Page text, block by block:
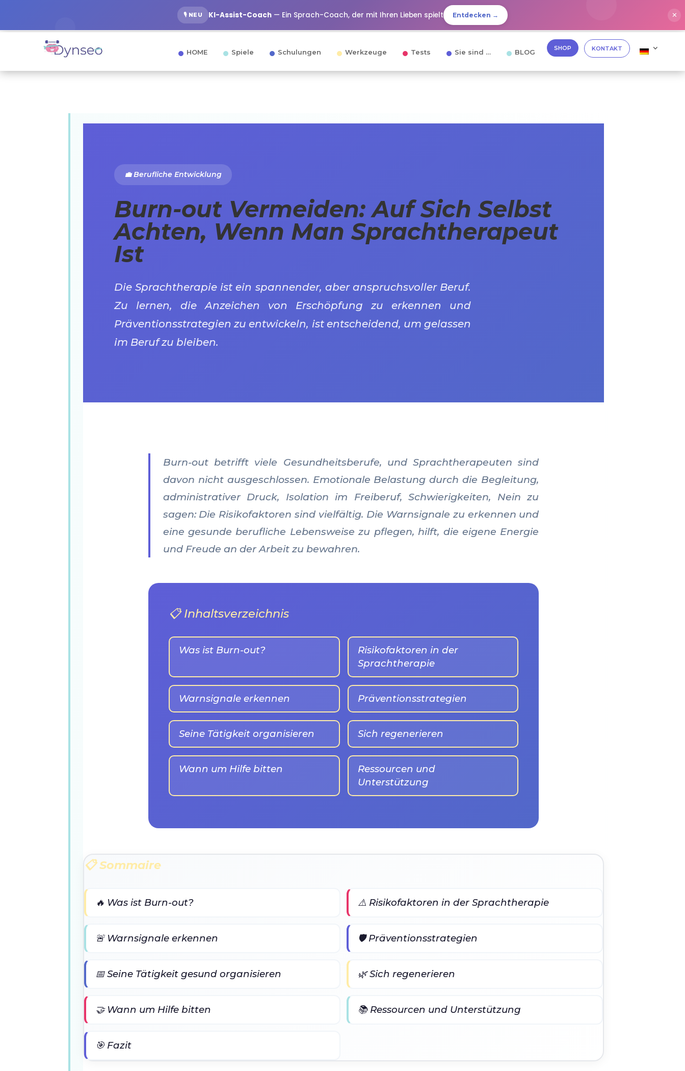
🎙️ NEU KI-Assist-Coach — Ein Sprach-Coach, der mit Ihren Lieben spielt Entdecken → ✕
HOME Spiele Schulungen Werkzeuge Tests Sie sind … BLOG SHOP KONTAKT
💼 Berufliche Entwicklung
Burn-out Vermeiden: Auf Sich Selbst
Achten, Wenn Man Sprachtherapeut
Ist
Die Sprachtherapie ist ein spannender, aber anspruchsvoller Beruf.
Zu lernen, die Anzeichen von Erschöpfung zu erkennen und
Präventionsstrategien zu entwickeln, ist entscheidend, um gelassen
im Beruf zu bleiben.
Burn-out betrifft viele Gesundheitsberufe, und Sprachtherapeuten sind
davon nicht ausgeschlossen. Emotionale Belastung durch die Begleitung,
administrativer Druck, Isolation im Freiberuf, Schwierigkeiten, Nein zu
sagen: Die Risikofaktoren sind vielfältig. Die Warnsignale zu erkennen und
eine gesunde berufliche Lebensweise zu pflegen, hilft, die eigene Energie
und Freude an der Arbeit zu bewahren.
📋 Inhaltsverzeichnis
Was ist Burn-out?
Risikofaktoren in der
Sprachtherapie
Warnsignale erkennen Präventionsstrategien
Seine Tätigkeit organisieren Sich regenerieren
Wann um Hilfe bitten
Ressourcen und
Unterstützung
📋 Sommaire
🔥 Was ist Burn-out? ⚠️ Risikofaktoren in der Sprachtherapie
🚨 Warnsignale erkennen 🛡️ Präventionsstrategien
📅 Seine Tätigkeit gesund organisieren 🌿 Sich regenerieren
🤝 Wann um Hilfe bitten 📚 Ressourcen und Unterstützung
🎯 Fazit